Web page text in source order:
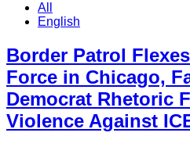
All
English
Border Patrol
Force in Chicago,
Democrat Rhetoric
Violence Against